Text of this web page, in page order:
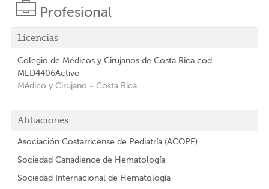
Profesional
Licencias
Colegio de Médicos y Cirujanos de Costa Rica cod.
MED4406Activo
Médico y Cirujano - Costa Rica
Afiliaciones
Asociación Costarricense de Pediatría (ACOPE)
Sociedad Canadience de Hematología
Sociedad Internacional de Hematología